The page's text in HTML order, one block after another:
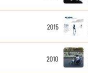
2015
2010